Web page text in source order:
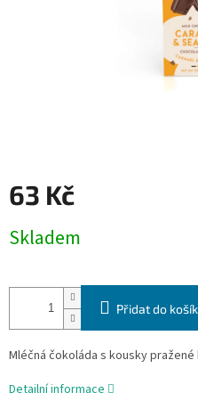
63 Kč
cena:
Skladem
Přidat do
Mléčná čokoláda s kousky
Detailní informace